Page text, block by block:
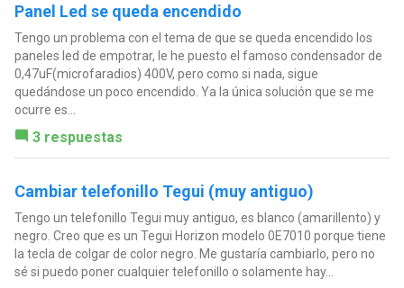
Panel Led se queda encendido
Tengo un problema con el tema de que se queda encendido los
paneles led de empotrar, le he puesto el famoso condensador de
0,47uF(microfaradios) 400V, pero como si nada, sigue
quedándose un poco encendido. Ya la única solución que se me
ocurre es...
3 respuestas
Cambiar telefonillo Tegui (muy antiguo)
Tengo un telefonillo Tegui muy antiguo, es blanco (amarillento) y
negro. Creo que es un Tegui Horizon modelo 0E7010 porque tiene
la tecla de colgar de color negro. Me gustaría cambiarlo, pero no
sé si puedo poner cualquier telefonillo o solamente hay...